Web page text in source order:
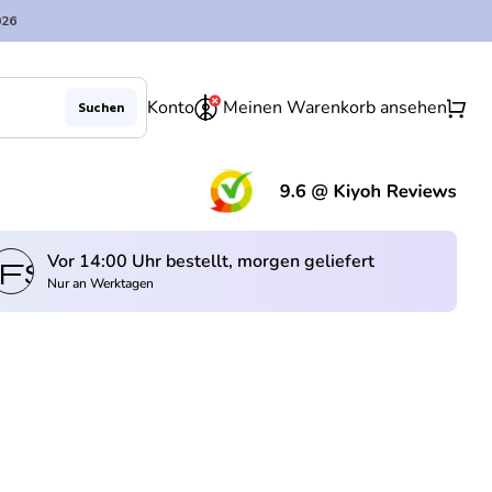
Suchen Konto Meinen Warenkorb ansehenshopping_cart
Vor 14:00 Uhr bestellt, morgen geliefert
Nur an Werktagen